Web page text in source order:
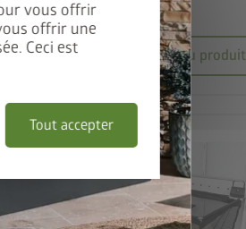
vous offrir
offrir une
Ceci est
Tout accepter
Accéder au produit